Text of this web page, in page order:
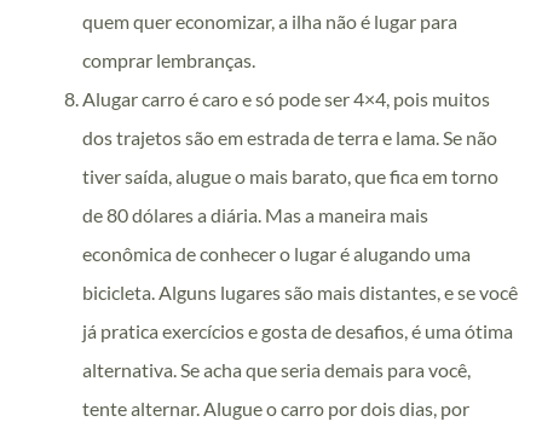
quem quer economizar, a ilha não é lugar para
comprar lembranças.
Alugar carro é caro e só pode ser 4×4, pois muitos
dos trajetos são em estrada de terra e lama. Se não
tiver saída, alugue o mais barato, que fica em torno
de 80 dólares a diária. Mas a maneira mais
econômica de conhecer o lugar é alugando uma
bicicleta. Alguns lugares são mais distantes, e se você
já pratica exercícios e gosta de desafios, é uma ótima
alternativa. Se acha que seria demais para você,
tente alternar. Alugue o carro por dois dias, por